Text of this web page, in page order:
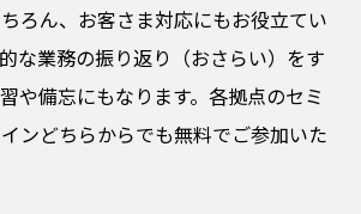
ろん、お客さま対応にもお役立てい
な業務の振り返り（おさらい）をす
や備忘にもなります。各拠点のセミ
ンどちらからでも無料でご参加いた